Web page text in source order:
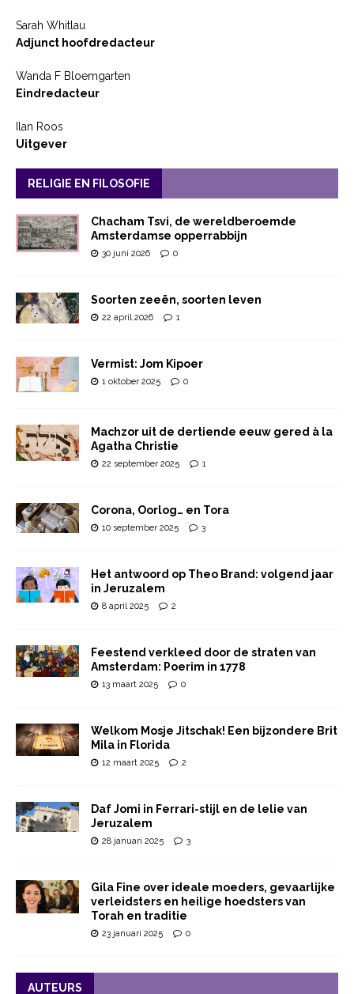
Sarah Whitlau
Adjunct hoofdredacteur
Wanda F Bloemgarten
Eindredacteur
Ilan Roos
Uitgever
RELIGIE EN FILOSOFIE
Chacham Tsvi, de wereldberoemde
Amsterdamse opperrabbijn
30 juni 2026 0
Soorten zeeën, soorten leven
22 april 2026 1
Vermist: Jom Kipoer
1 oktober 2025 0
Machzor uit de dertiende eeuw gered à la
Agatha Christie
22 september 2025 1
Corona, Oorlog… en Tora
10 september 2025 3
Het antwoord op Theo Brand: volgend jaar
in Jeruzalem
8 april 2025 2
Feestend verkleed door de straten van
Amsterdam: Poerim in 1778
13 maart 2025 0
Welkom Mosje Jitschak! Een bijzondere Brit
Mila in Florida
12 maart 2025 2
Daf Jomi in Ferrari-stijl en de lelie van
Jeruzalem
28 januari 2025 3
Gila Fine over ideale moeders, gevaarlijke
verleidsters en heilige hoedsters van
Torah en traditie
23 januari 2025 0
AUTEURS